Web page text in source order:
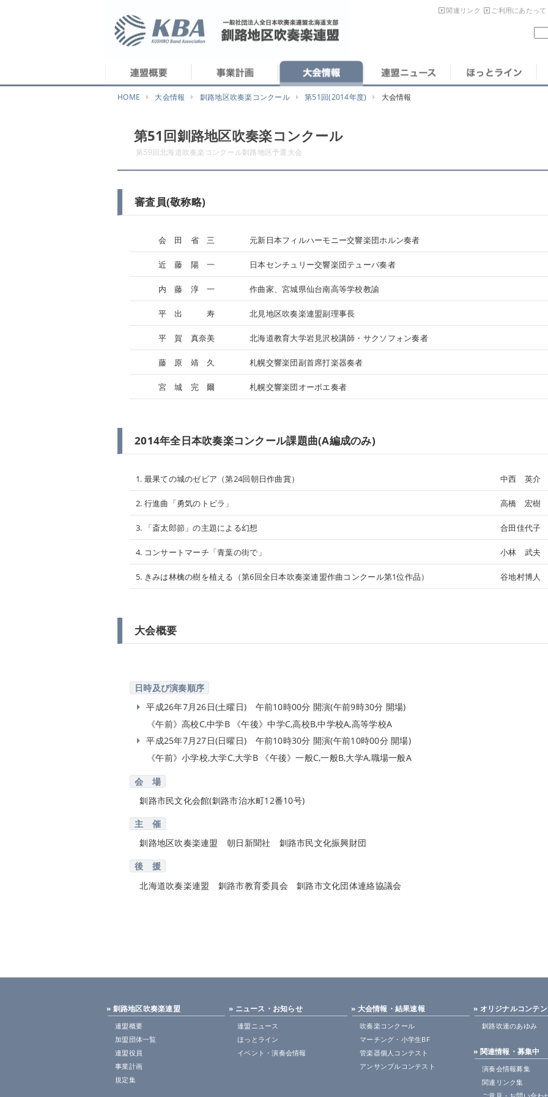
関連リンク ご利用にあたって
HOME 大会情報 釧路地区吹奏楽コンクール 第51回(2014年度) 大会情報
第51回釧路地区吹奏楽コンクール
第59回北海道吹奏楽コンクール釧路地区予選大会
審査員(敬称略)
会 田 省 三 元新日本フィルハーモニー交響楽団ホルン奏者
近 藤 陽 一 日本センチュリー交響楽団テューバ奏者
内 藤 淳 一 作曲家、宮城県仙台南高等学校教諭
平 出 寿 北見地区吹奏楽連盟副理事長
平 賀 真奈美 北海道教育大学岩見沢校講師・サクソフォン奏者
藤 原 靖 久 札幌交響楽団副首席打楽器奏者
宮 城 完 爾 札幌交響楽団オーボエ奏者
2014年全日本吹奏楽コンクール課題曲(A編成のみ)
1. 最果ての城のゼビア（第24回朝日作曲賞） 中西 英介
2. 行進曲「勇気のトビラ」 高橋 宏樹
3. 「斎太郎節」の主題による幻想 合田佳代子
4. コンサートマーチ「青葉の街で」 小林 武夫
5. きみは林檎の樹を植える（第6回全日本吹奏楽連盟作曲コンクール第1位作品） 谷地村博人
大会概要
日時及び演奏順序
平成26年7月26日(土曜日) 午前10時00分 開演(午前9時30分 開場)
《午前》高校C,中学B 《午後》中学C,高校B,中学校A,高等学校A
平成25年7月27日(日曜日) 午前10時30分 開演(午前10時00分 開場)
《午前》小学校,大学C,大学B 《午後》一般C,一般B,大学A,職場一般A
会 場
釧路市民文化会館(釧路市治水町12番10号)
主 催
釧路地区吹奏楽連盟 朝日新聞社 釧路市民文化振興財団
後 援
北海道吹奏楽連盟 釧路市教育委員会 釧路市文化団体連絡協議会
» 釧路地区吹奏楽連盟
連盟概要
加盟団体一覧
連盟役員
事業計画
規定集
» ニュース・お知らせ
連盟ニュース
ほっとライン
イベント・演奏会情報
» 大会情報・結果速報
吹奏楽コンクール
マーチング・小学生BF
管楽器個人コンテスト
アンサンブルコンテスト
» オリジナルコンテ
釧路吹連のあゆみ
» 関連情報・募集中
演奏会情報募集
関連リンク集